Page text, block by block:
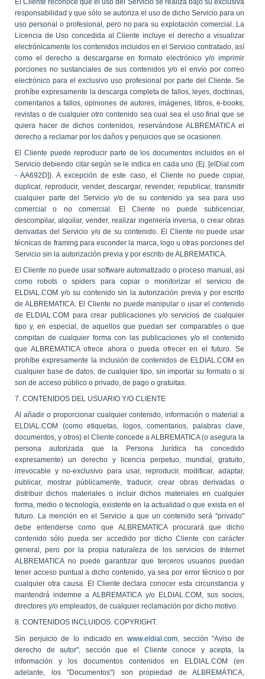
El Cliente reconoce que el uso del Servicio se realiza bajo su exclusiva
responsabilidad y que sólo se autoriza el uso de dicho Servicio para un
uso personal o profesional, pero no para su explotación comercial. La
Licencia de Uso concedida al Cliente incluye el derecho a visualizar
electrónicamente los contenidos incluidos en el Servicio contratado, así
como el derecho a descargarse en formato electrónico y/o imprimir
porciones no sustanciales de sus contenidos y/o el envío por correo
electrónico para el exclusivo uso profesional por parte del Cliente. Se
prohíbe expresamente la descarga completa de fallos, leyes, doctrinas,
comentarios a fallos, opiniones de autores, imágenes, libros, e-books,
revistas o de cualquier otro contenido sea cual sea el uso final que se
quiera hacer de dichos contenidos, reservándose ALBREMATICA el
derecho a reclamar por los daños y perjuicios que se ocasionen.
El Cliente puede reproducir parte de los documentos incluidos en el
Servicio debiendo citar según se le indica en cada uno (Ej. [elDial.com
- AA692D]). A excepción de este caso, el Cliente no puede copiar,
duplicar, reproducir, vender, descargar, revender, republicar, transmitir
cualquier parte del Servicio y/o de su contenido ya sea para uso
comercial o no comercial. El Cliente no puede sublicenciar,
descompilar, alquilar, vender, realizar ingeniería inversa, o crear obras
derivadas del Servicio y/o de su contenido. El Cliente no puede usar
técnicas de framing para esconder la marca, logo u otras porciones del
Servicio sin la autorización previa y por escrito de ALBREMATICA.
El Cliente no puede usar software automatizado o proceso manual, así
como robots o spiders para copiar o monitorizar el servicio de
ELDIAL.COM y/o su contenido sin la autorización previa y por escrito
de ALBREMATICA. El Cliente no puede manipular o usar el contenido
de ELDIAL.COM para crear publicaciones y/o servicios de cualquier
tipo y, en especial, de aquellos que puedan ser comparables o que
compitan de cualquier forma con las publicaciones y/o el contenido
que ALBREMATICA ofrece ahora o pueda ofrecer en el futuro. Se
prohíbe expresamente la inclusión de contenidos de ELDIAL.COM en
cualquier base de datos, de cualquier tipo, sin importar su formato o si
son de acceso público o privado, de pago o gratuitas.
7. CONTENIDOS DEL USUARIO Y/O CLIENTE
Al añadir o proporcionar cualquier contenido, información o material a
ELDIAL.COM (como etiquetas, logos, comentarios, palabras clave,
documentos, y otros) el Cliente concede a ALBREMATICA (o asegura la
persona autorizada que la Persona Jurídica ha concedido
expresamente) un derecho y licencia perpetuo, mundial, gratuito,
irrevocable y no-exclusivo para usar, reproducir, modificar, adaptar,
publicar, mostrar públicamente, traducir, crear obras derivadas o
distribuir dichos materiales o incluir dichos materiales en cualquier
forma, medio o tecnología, existente en la actualidad o que exista en el
futuro. La mención en el Servicio a que un contenido será "privado"
debe entenderse como que ALBREMATICA procurará que dicho
contenido sólo pueda ser accedido por dicho Cliente con carácter
general, pero por la propia naturaleza de los servicios de Internet
ALBREMATICA no puede garantizar que terceros usuarios puedan
tener acceso puntual a dicho contenido, ya sea por error técnico o por
cualquier otra causa. El Cliente declara conocer esta circunstancia y
mantendrá indemne a ALBREMATICA y/o ELDIAL.COM, sus socios,
directores y/o empleados, de cualquier reclamación por dicho motivo.
8. CONTENIDOS INCLUIDOS. COPYRIGHT.
Sin perjuicio de lo indicado en www.eldial.com, sección "Aviso de
derecho de autor", sección que el Cliente conoce y acepta, la
información y los documentos contenidos en ELDIAL.COM (en
adelante, los "Documentos") son propiedad de ALBREMÁTICA,